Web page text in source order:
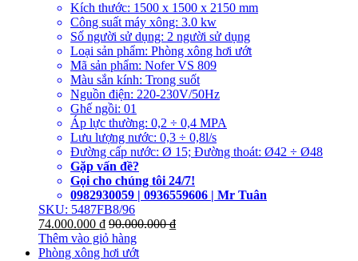
Kích thước: 1500 x 1500 x 2150 mm
Công suất máy xông: 3.0 kw
Số người sử dụng: 2 người sử dụng
Loại sản phẩm: Phòng xông hơi ướt
Mã sản phẩm: Nofer VS 809
Màu sắn kính: Trong suốt
Nguồn điện: 220-230V/50Hz
Ghế ngồi: 01
Áp lực thường: 0,2 ÷ 0,4 MPA
Lưu lượng nước: 0,3 ÷ 0,8l/s
Đường cấp nước: Ø 15; Đường thoát: Ø42 ÷ Ø48
Gặp vấn đề?
Gọi cho chúng tôi 24/7!
0982930059 | 0936559606 | Mr Tuân
SKU: 5487FB8/96
74.000.000 ₫ 90.000.000₫
Thêm vào giỏ hàng
Phòng xông hơi ướt